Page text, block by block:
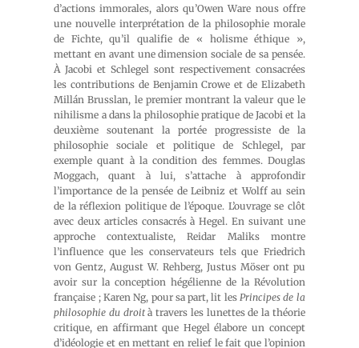
d’actions immorales, alors qu’Owen Ware nous offre
une nouvelle interprétation de la philosophie morale
de Fichte, qu’il qualifie de « holisme éthique »,
mettant en avant une dimension sociale de sa pensée.
À Jacobi et Schlegel sont respectivement consacrées
les contributions de Benjamin Crowe et de Elizabeth
Millán Brusslan, le premier montrant la valeur que le
nihilisme a dans la philosophie pratique de Jacobi et la
deuxième soutenant la portée progressiste de la
philosophie sociale et politique de Schlegel, par
exemple quant à la condition des femmes. Douglas
Moggach, quant à lui, s’attache à approfondir
l’importance de la pensée de Leibniz et Wolff au sein
de la réflexion politique de l’époque. L’ouvrage se clôt
avec deux articles consacrés à Hegel. En suivant une
approche contextualiste, Reidar Maliks montre
l’influence que les conservateurs tels que Friedrich
von Gentz, August W. Rehberg, Justus Möser ont pu
avoir sur la conception hégélienne de la Révolution
française ; Karen Ng, pour sa part, lit lesPrincipes de la
philosophie du droità travers les lunettes de la théorie
critique, en affirmant que Hegel élabore un concept
d’idéologie et en mettant en relief le fait que l’opinion